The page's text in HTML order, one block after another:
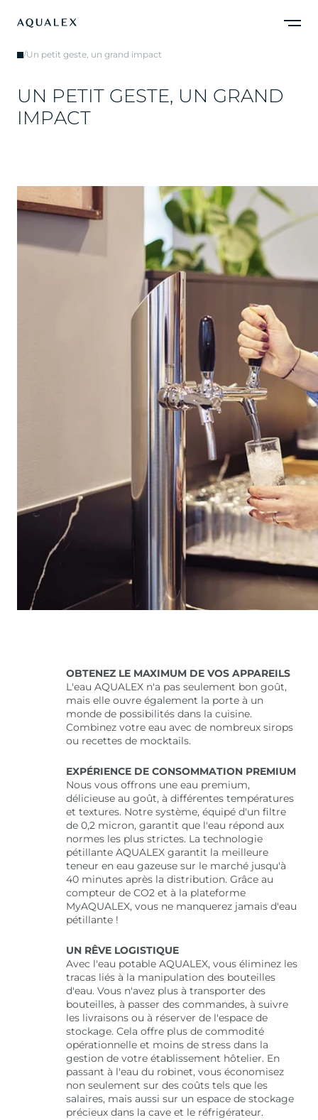
/Un petit geste, un grand impact
UN PETIT GESTE, UN GRAND
IMPACT
OBTENEZ LE MAXIMUM DE VOS APPAREILS
L'eau AQUALEX n'a ​​pas seulement bon goût,
mais elle ouvre également la porte à un
monde de possibilités dans la cuisine.
Combinez votre eau avec de nombreux sirops
ou recettes de mocktails.
EXPÉRIENCE DE CONSOMMATION PREMIUM
Nous vous offrons une eau premium,
délicieuse au goût, à différentes températures
et textures. Notre système, équipé d'un filtre
de 0,2 micron, garantit que l'eau répond aux
normes les plus strictes. La technologie
pétillante AQUALEX garantit la meilleure
teneur en eau gazeuse sur le marché jusqu'à
40 minutes après la distribution. Grâce au
compteur de CO2 et à la plateforme
MyAQUALEX, vous ne manquerez jamais d'eau
pétillante !
UN RÊVE LOGISTIQUE
Avec l'eau potable AQUALEX, vous éliminez les
tracas liés à la manipulation des bouteilles
d'eau. Vous n'avez plus à transporter des
bouteilles, à passer des commandes, à suivre
les livraisons ou à réserver de l'espace de
stockage. Cela offre plus de commodité
opérationnelle et moins de stress dans la
gestion de votre établissement hôtelier. En
passant à l'eau du robinet, vous économisez
non seulement sur des coûts tels que les
salaires, mais aussi sur un espace de stockage
précieux dans la cave et le réfrigérateur.